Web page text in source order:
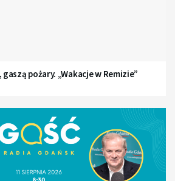
pożary. „Wakacje w Remizie”